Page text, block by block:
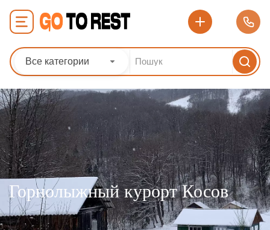
Все категории
Горнолыжный курорт Косов